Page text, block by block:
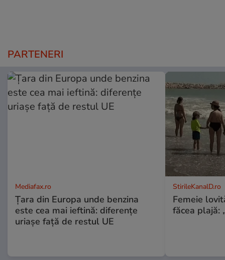
PARTENERI
Mediafax.ro
Țara din Europa unde benzina
este cea mai ieftină: diferențe
uriașe față de restul UE
StirileKanalD.ro
Femeie
făcea plajă: